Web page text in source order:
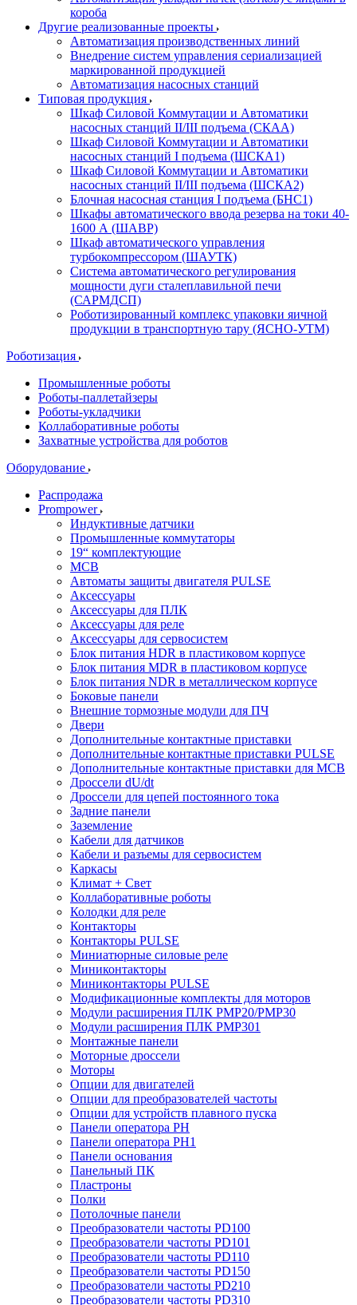
короба
Другие реализованные проекты
Автоматизация производственных линий
Внедрение систем управления сериализацией
маркированной продукцией
Автоматизация насосных станций
Типовая продукция
Шкаф Силовой Коммутации и Автоматики
насосных станций II/III подъема (СКАА)
Шкаф Силовой Коммутации и Автоматики
насосных станций I подъема (ШСКА1)
Шкаф Силовой Коммутации и Автоматики
насосных станций II/III подъема (ШСКА2)
Блочная насосная станция I подъема (БНС1)
Шкафы автоматического ввода резерва на токи 40-
1600 А (ШАВР)
Шкаф автоматического управления
турбокомпрессором (ШАУТК)
Система автоматического регулирования
мощности дуги сталеплавильной печи
(САРМДСП)
Роботизированный комплекс упаковки яичной
продукции в транспортную тару (ЯСНО-УТМ)
Роботизация
Промышленные роботы
Роботы-паллетайзеры
Роботы-укладчики
Коллаборативные роботы
Захватные устройства для роботов
Оборудование
Распродажа
Prompower
Индуктивные датчики
Промышленные коммутаторы
19“ комплектующие
MCB
Автоматы защиты двигателя PULSE
Аксессуары
Аксессуары для ПЛК
Аксессуары для реле
Аксессуары для сервосистем
Блок питания HDR в пластиковом корпусе
Блок питания MDR в пластиковом корпусе
Блок питания NDR в металлическом корпусе
Боковые панели
Внешние тормозные модули для ПЧ
Двери
Дополнительные контактные приставки
Дополнительные контактные приставки PULSE
Дополнительные контактные приставки для MCB
Дроссели dU/dt
Дроссели для цепей постоянного тока
Задние панели
Заземление
Кабели для датчиков
Кабели и разъемы для сервосистем
Каркасы
Климат + Свет
Коллаборативные роботы
Колодки для реле
Контакторы
Контакторы PULSE
Миниатюрные силовые реле
Миниконтакторы
Миниконтакторы PULSE
Модификационные комплекты для моторов
Модули расширения ПЛК PMP20/PMP30
Модули расширения ПЛК PMP301
Монтажные панели
Моторные дроссели
Моторы
Опции для двигателей
Опции для преобразователей частоты
Опции для устройств плавного пуска
Панели оператора PH
Панели оператора PH1
Панели основания
Панельный ПК
Пластроны
Полки
Потолочные панели
Преобразователи частоты PD100
Преобразователи частоты PD101
Преобразователи частоты PD110
Преобразователи частоты PD150
Преобразователи частоты PD210
Преобразователи частоты PD310